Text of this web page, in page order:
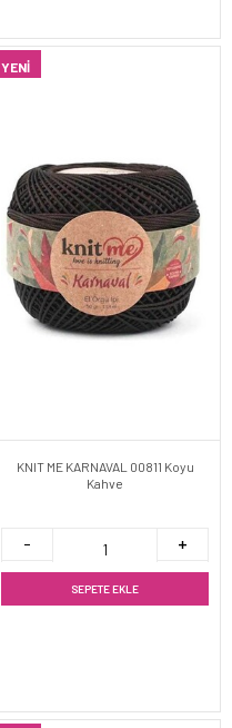
YENI
KNIT ME KARNAVAL 00811 Koyu
Kahve
SEPETE EKLE